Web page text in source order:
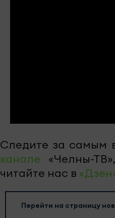
Следите за самым
канале «Челны-
читайте нас в
Перейти на страницу